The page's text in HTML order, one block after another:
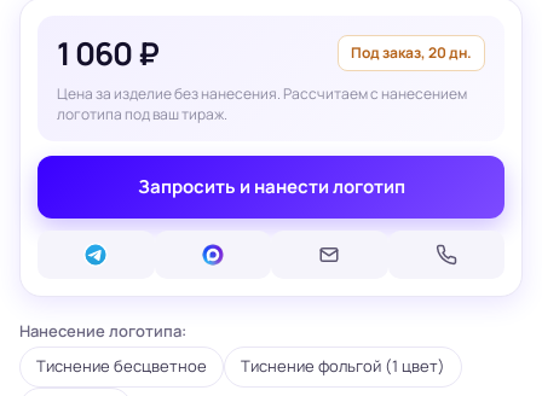
1 060 ₽ Под заказ, 20 дн.
Цена за изделие без нанесения. Рассчитаем с нанесением
логотипа под ваш тираж.
Запросить и нанести логотип
Нанесение логотипа:
Тиснение бесцветное
Тиснение фольгой (1 цвет)